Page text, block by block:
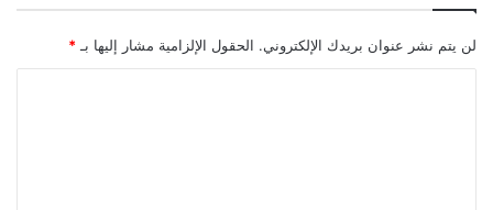
لن يتم نشر عنوان بريدك الإلكتروني. الحقول الإلزامية مشار إليها بـ *